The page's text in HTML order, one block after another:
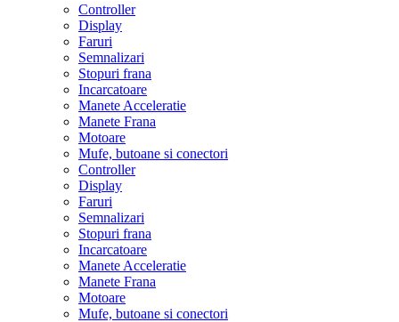
Controller
Display
Faruri
Semnalizari
Stopuri frana
Incarcatoare
Manete Acceleratie
Manete Frana
Motoare
Mufe, butoane si conectori
Controller
Display
Faruri
Semnalizari
Stopuri frana
Incarcatoare
Manete Acceleratie
Manete Frana
Motoare
Mufe, butoane si conectori